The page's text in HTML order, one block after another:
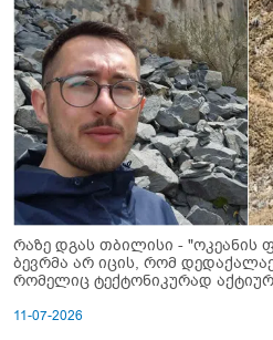
რაზე დგას თბილისი - "ოკეანის
ბევრმა არ იცის, რომ
რომელიც ტექტონიკურად
11-07-2026